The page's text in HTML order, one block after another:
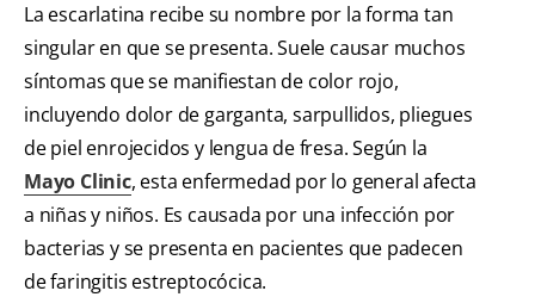
La escarlatina recibe su nombre por la forma tan
singular en que se presenta. Suele causar muchos
síntomas que se manifiestan de color rojo,
incluyendo dolor de garganta, sarpullidos, pliegues
de piel enrojecidos y lengua de fresa. Según la
Mayo Clinic, esta enfermedad por lo general afecta
a niñas y niños. Es causada por una infección por
bacterias y se presenta en pacientes que padecen
de faringitis estreptocócica.